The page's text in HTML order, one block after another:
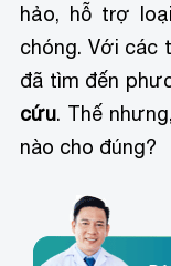
hảo, hỗ trợ
chóng. Với các
đã tìm đến
cứu. Thế
nào cho đúng?